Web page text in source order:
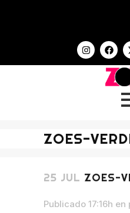
ZOES-
25 JUL ZOES-
Publicado 17:16h en